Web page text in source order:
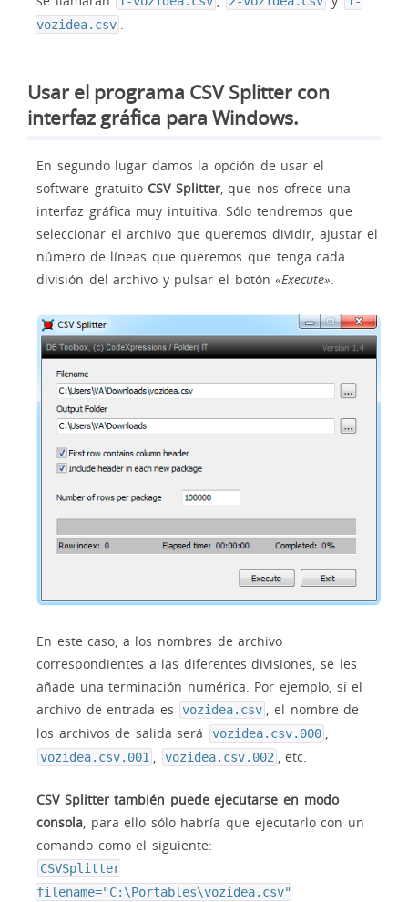
vozidea.csv .
Usar el programa CSV Splitter con
interfaz gráfica para Windows.
En segundo lugar damos la opción de usar el
software gratuito CSV Splitter, que nos ofrece una
interfaz gráfica muy intuitiva. Sólo tendremos que
seleccionar el archivo que queremos dividir, ajustar el
número de líneas que queremos que tenga cada
división del archivo y pulsar el botón«Execute».
En este caso, a los nombres de archivo
correspondientes a las diferentes divisiones, se les
añade una terminación numérica. Por ejemplo, si el
archivo de entrada es
vozidea.csv
, el nombre de
los archivos de salida será
vozidea.csv.000
vozidea.csv.001 vozidea.csv.002 , etc.
CSV Splitter también puede ejecutarse en modo
consola , para ello sólo habría que ejecutarlo con un
comando como el siguiente:
CSVSplitter
filename="C:\Portables\vozidea.csv"